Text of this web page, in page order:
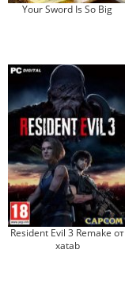
Your Sword Is So Big
Resident Evil 3 Remake от
xatab